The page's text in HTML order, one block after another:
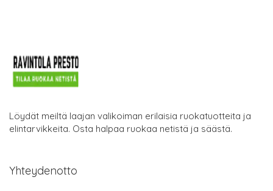
Löydät meiltä laajan valikoiman erilaisia ruokatuotteita ja
elintarvikkeita. Osta halpaa ruokaa netistä ja säästä.
Yhteydenotto